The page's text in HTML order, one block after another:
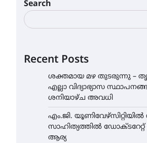
Search
Recent Posts
ശക്തമായ മഴ തുടരുന്നു –
എല്ലാ വിദ്യാഭ്യാസ
ശനിയാഴ്ച അവധി
എം.ജി. യൂണിവേഴ്‌സിറ്റിയിൽ
സാഹിത്യത്തിൽ
ആര്യ